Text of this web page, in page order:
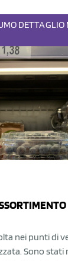
DETTAGLIO
nei punti di
Sono stati